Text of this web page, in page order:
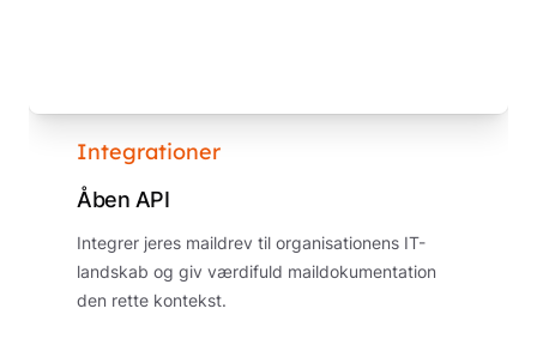
Integrationer
Åben API
Integrer jeres maildrev til organisationens IT-
landskab og giv værdifuld maildokumentation
den rette kontekst.